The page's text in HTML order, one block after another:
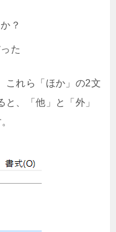
？
た
これら「ほか」の2文
、「他」と「外」